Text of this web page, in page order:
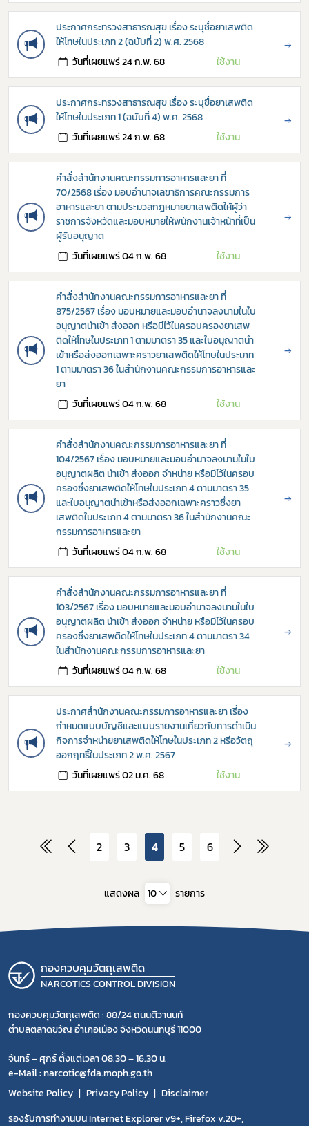
ประกาศกระทรวงสาธารณสุข เรื่อง ระบุชื่อยาเสพติด
ให้โทษในประเภท 2 (ฉบับที่ 2) พ.ศ. 2568
วันที่เผยแพร่ 24 ก.พ. 68
ใช้งาน
→
ประกาศกระทรวงสาธารณสุข เรื่อง ระบุชื่อยาเสพติด
ให้โทษในประเภท 1 (ฉบับที่ 4) พ.ศ. 2568
วันที่เผยแพร่ 24 ก.พ. 68
ใช้งาน
→
คำสั่งสำนักงานคณะกรรมการอาหารและยา ที่
70/2568 เรื่อง มอบอำนาจเลขาธิการคณะกรรมการ
อาหารและยา ตามประมวลกฎหมายยาเสพติดให้ผู้ว่า
ราชการจังหวัดและมอบหมายให้พนักงานเจ้าหน้าที่เป็น
ผู้รับอนุญาต
วันที่เผยแพร่ 04 ก.พ. 68
ใช้งาน
→
คำสั่งสำนักงานคณะกรรมการอาหารและยา ที่
875/2567 เรื่อง มอบหมายและมอบอำนาจลงนามในใบ
อนุญาตนำเข้า ส่งออก หรือมีไว้ในครอบครองยาเสพ
ติดให้โทษในประเภท 1 ตามมาตรา 35 และใบอนุญาตนำ
เข้าหรือส่งออกเฉพาะคราวยาเสพติดให้โทษในประเภท
1 ตามมาตรา 36 ในสำนักงานคณะกรรมการอาหารและ
ยา
วันที่เผยแพร่ 04 ก.พ. 68
ใช้งาน
→
คำสั่งสำนักงานคณะกรรมการอาหารและยา ที่
104/2567 เรื่อง มอบหมายและมอบอำนาจลงนามในใบ
อนุญาตผลิต นำเข้า ส่งออก จำหน่าย หรือมีไว้ในครอบ
ครองซึ่งยาเสพติดให้โทษในประเภท 4 ตามมาตรา 35
และใบอนุญาตนำเข้าหรือส่งออกเฉพาะคราวซึ่งยา
เสพติดในประเภท 4 ตามมาตรา 36 ในสำนักงานคณะ
กรรมการอาหารและยา
วันที่เผยแพร่ 04 ก.พ. 68
ใช้งาน
→
คำสั่งสำนักงานคณะกรรมการอาหารและยา ที่
103/2567 เรื่อง มอบหมายและมอบอำนาจลงนามในใบ
อนุญาตผลิต นำเข้า ส่งออก จำหน่าย หรือมีไว้ในครอบ
ครองซึ่งยาเสพติดให้โทษในประเภท 4 ตามมาตรา 34
ในสำนักงานคณะกรรมการอาหารและยา
วันที่เผยแพร่ 04 ก.พ. 68
ใช้งาน
→
ประกาศสำนักงานคณะกรรมการอาหารและยา เรื่อง
กำหนดแบบบัญชีและแบบรายงานเกี่ยวกับการดำเนิน
กิจการจำหน่ายยาเสพติดให้โทษในประเภท 2 หรือวัตถุ
ออกฤทธิ์ในประเภท 2 พ.ศ. 2567
วันที่เผยแพร่ 02 ม.ค. 68
ใช้งาน
→
2 3 4 5 6
แสดงผล 10 รายการ
กองควบคุมวัตถุเสพติด
NARCOTICS CONTROL DIVISION
กองควบคุมวัตถุเสพติด : 88/24 ถนนติวานนท์
ตำบลตลาดขวัญ อำเภอเมือง จังหวัดนนทบุรี 11000
จันทร์ – ศุกร์ ตั้งแต่เวลา 08.30 – 16.30 น.
e-Mail : narcotic@fda.moph.go.th
Website Policy
Privacy Policy
Disclaimer
รองรับการทำงานบน Internet Explorer v9+, Firefox v.20+,
Subscribe
เลือกหัวข้อที่ท่านต้องการ Subscribe
กฎหมาย
การขออนุญาต
ข่าวประชาสัมพันธ์